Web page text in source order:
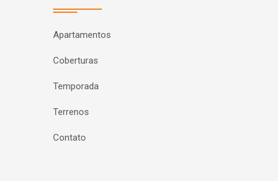
Apartamentos
Coberturas
Temporada
Terrenos
Contato